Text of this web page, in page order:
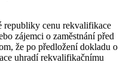
republiky cenu rekvalifikace
zájemci o zaměstnání před
že po předložení dokladu o
uhradí rekvalifikačnímu